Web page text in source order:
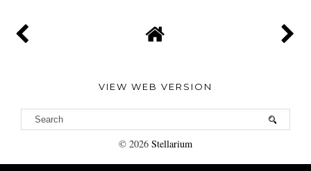
VIEW WEB VERSION
© 2026 Stellarium